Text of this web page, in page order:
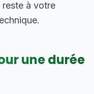
à votre
une durée